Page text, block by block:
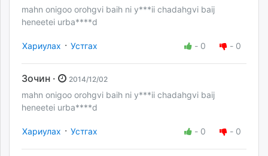
mahn onigoo orohgvi baih ni y***ii chadahgvi baij
heneetei urba****d
Хариулах · Устгах - 0 - 0
Зочин · 2014/12/02
mahn onigoo orohgvi baih ni y***ii chadahgvi baij
heneetei urba****d
Хариулах · Устгах - 0 - 0